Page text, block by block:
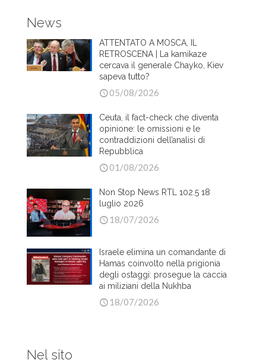
News
ATTENTATO A MOSCA, IL
RETROSCENA | La kamikaze
cercava il generale Chayko, Kiev
sapeva tutto?
05/08/2026
Ceuta, il fact-check che diventa
opinione: le omissioni e le
contraddizioni dell’analisi di
Repubblica
01/08/2026
Non Stop News RTL 102.5 18
luglio 2026
18/07/2026
Israele elimina un comandante di
Hamas coinvolto nella prigionia
degli ostaggi: prosegue la caccia
ai miliziani della Nukhba
18/07/2026
Nel sito